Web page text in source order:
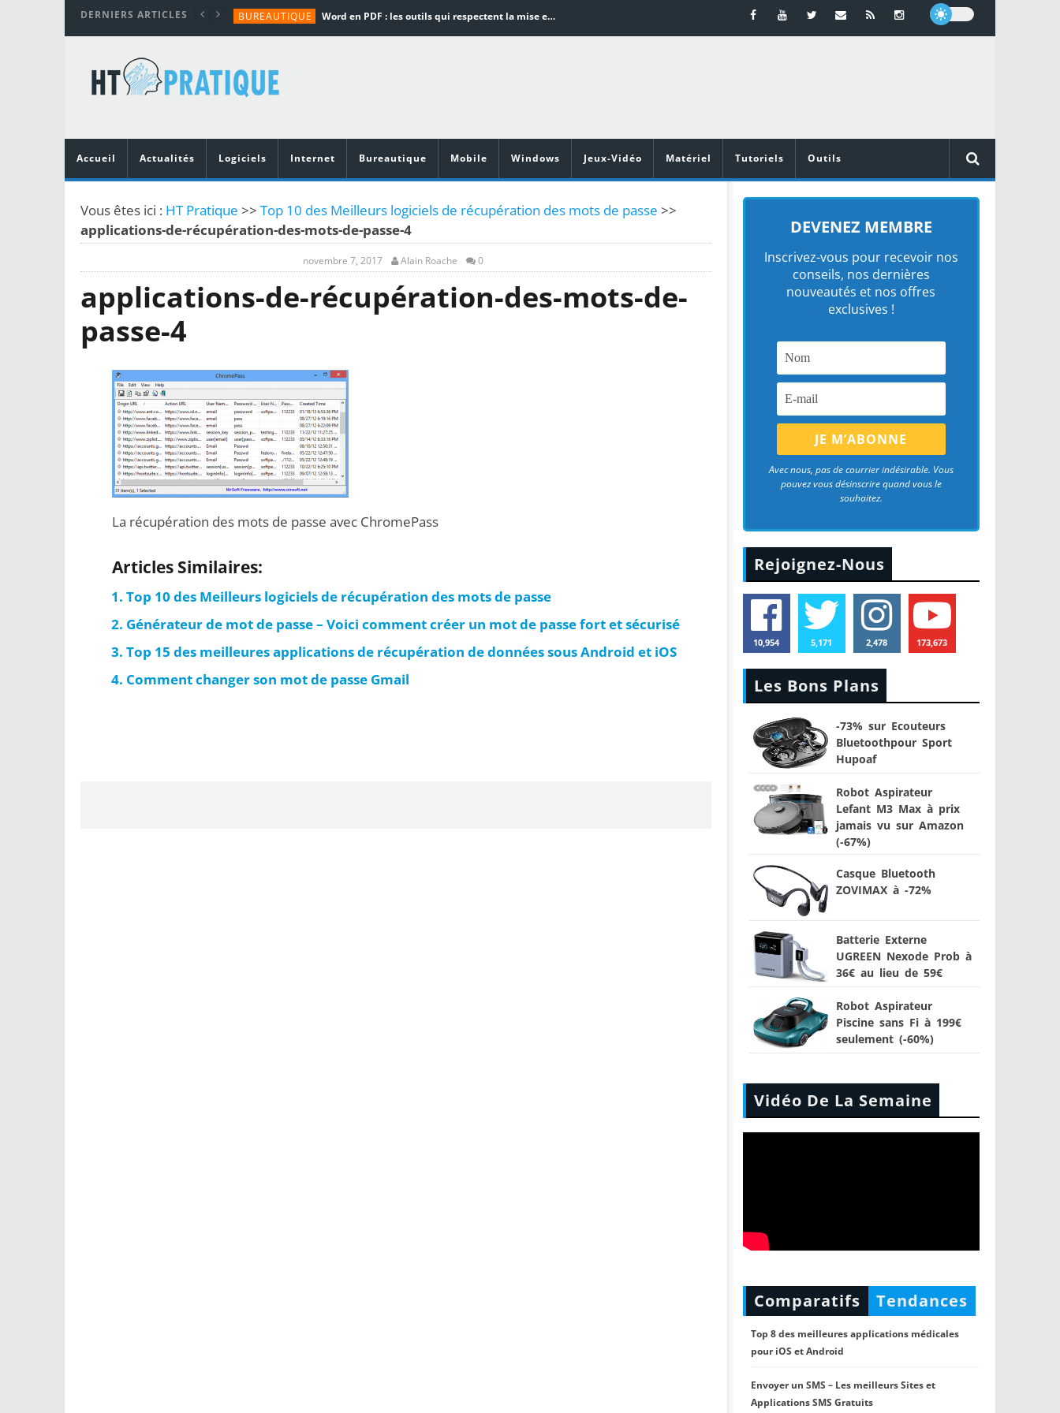
DERNIERS ARTICLES BUREAUTIQUE Word en PDF : les outils qui respectent la mise en page
TUTORIALS
MATÉRIEL
Vidéoprojecteurs Asus : Top 6 des meilleurs modèles de la marque
Accueil
Actualités Logiciels Internet Bureautique Mobile Windows Jeux-Vidéo Matériel Tutoriels Outils
Vous êtes ici : HT Pratique >> Top 10 des Meilleurs logiciels de récupération des mots de passe >>
applications-de-récupération-des-mots-de-passe-4
novembre 7, 2017 Alain Roache 0
applications-de-récupération-des-mots-de-
passe-4
La récupération des mots de passe avec ChromePass
Articles Similaires:
Top 10 des Meilleurs logiciels de récupération des mots de passe
Générateur de mot de passe – Voici comment créer un mot de passe fort et sécurisé
Top 15 des meilleures applications de récupération de données sous Android et iOS
Comment changer son mot de passe Gmail
DEVENEZ MEMBRE
Inscrivez-vous pour recevoir nos
conseils, nos dernières
nouveautés et nos offres
exclusives !
Avec nous, pas de courrier indésirable. Vous
pouvez vous désinscrire quand vous le
souhaitez.
Rejoignez-Nous
10,954 5,171 2,478 173,673
Les Bons Plans
-73% sur Ecouteurs
Bluetoothpour Sport
Hupoaf
Robot Aspirateur
Lefant M3 Max à prix
jamais vu sur Amazon
(-67%)
Casque Bluetooth
ZOVIMAX à -72%
Batterie Externe
UGREEN Nexode Prob à
36€ au lieu de 59€
Robot Aspirateur
Piscine sans Fi à 199€
seulement (-60%)
Vidéo De La Semaine
Comparatifs Tendances
Top 8 des meilleures applications médicales
pour iOS et Android
Envoyer un SMS – Les meilleurs Sites et
Applications SMS Gratuits